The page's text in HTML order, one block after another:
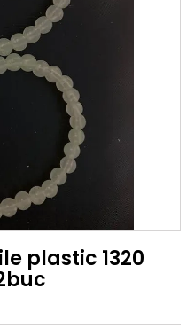
plastic 1320